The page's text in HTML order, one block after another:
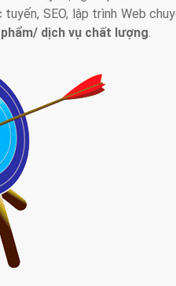
SEO, lập trình Web
dịch vụ chất lượng